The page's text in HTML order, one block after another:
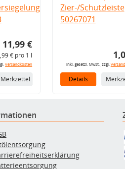
11,99 €
€ pro 1 l
Versandkosten
Merkzettel
Zier-/Schutzleiste
50267071
inkl. gesetzl. MwSt., zzgl.
Details